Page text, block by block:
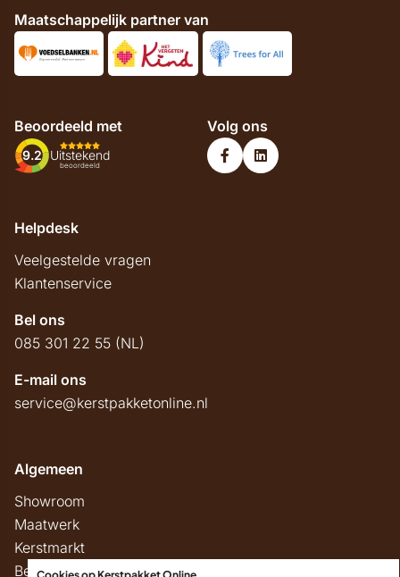
Maatschappelijk partner van
Beoordeeld met
9.2 Uitstekend
beoordeeld
Volg ons
Helpdesk
Veelgestelde vragen
Klantenservice
Bel ons
085 301 22 55 (NL)
E-mail ons
service@kerstpakketonline.nl
Algemeen
Showroom
Maatwerk
Kerstmarkt
Belastingregels